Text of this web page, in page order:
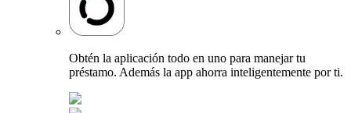
Obtén la aplicación todo en uno para manejar tu
préstamo. Además la app ahorra inteligentemente por ti.